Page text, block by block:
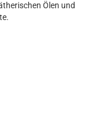
Ölen und